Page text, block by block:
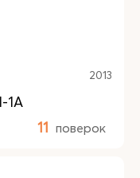
2013
1А
11 поверок